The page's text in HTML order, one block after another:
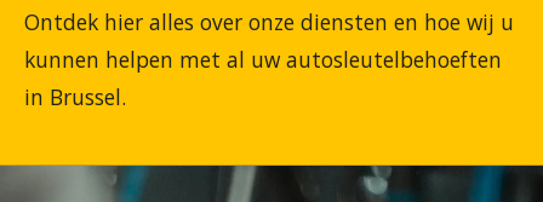
Ontdek hier alles over onze diensten en hoe wij u
kunnen helpen met al uw autosleutelbehoeften
in Brussel.